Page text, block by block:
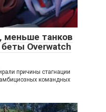
меньше танков
Overwatch
причины стагнации
командных